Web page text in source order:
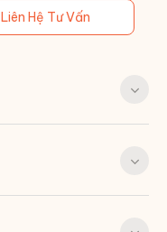
Liên Hệ Tư Vấn